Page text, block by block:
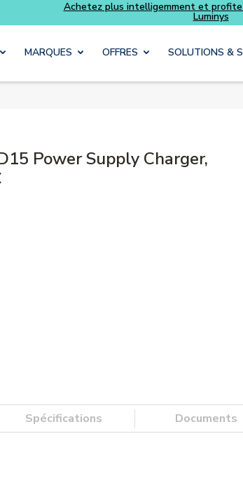
main content
et profitez davantage avec les kits
MARQUES OFFRES SOLUTIONS &
Power Supply Charger,
Spécifications Documents